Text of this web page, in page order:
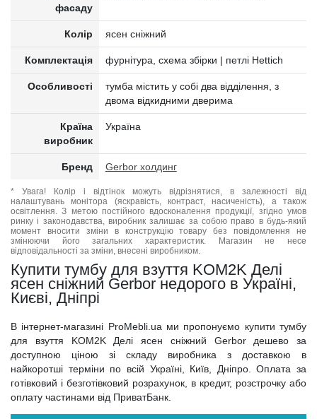
фасаду
Колір ясен сніжний
Комплектація фурнітура, схема збірки | петлі Hettich
Особливості
тумба містить у собі два відділення, з
двома відкидними дверима
Країна
виробник
Україна
Бренд Gerbor холдинг
* Увага! Колір і відтінок можуть відрізнятися, в залежності від
налаштувань монітора (яскравість, контраст, насиченість), а також
освітлення. З метою постійного вдосконалення продукції, згідно умов
ринку і законодавства, виробник залишає за собою право в будь-який
момент вносити зміни в конструкцію товару без повідомлення не
змінюючи його загальних характеристик. Магазин не несе
відповідальності за зміни, внесені виробником.
Купити тумбу для взуття KOM2K Делі
ясен сніжний Gerbor недорого в Україні,
Києві, Дніпрі
В інтернет-магазині ProMebli.ua ми пропонуємо купити тумбу
для взуття KOM2K Делі ясен сніжний Gerbor дешево за
доступною ціною зі складу виробника з доставкою в
найкоротші терміни по всій Україні, Київ, Дніпро. Оплата за
готівковий і безготівковий розрахунок, в кредит, розстрочку або
оплату частинами від ПриватБанк.